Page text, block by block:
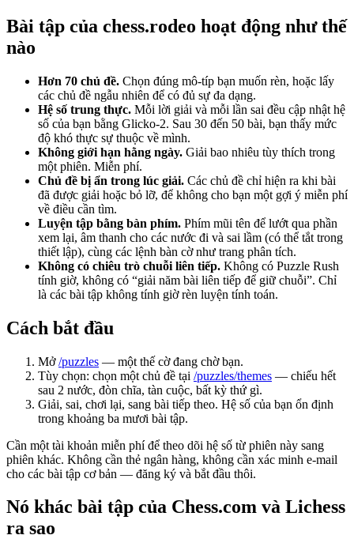
Bài tập của chess.rodeo hoạt động như thế
nào
Hơn 70 chủ đề. Chọn đúng mô-típ bạn muốn rèn, hoặc lấy
các chủ đề ngẫu nhiên để có đủ sự đa dạng.
Hệ số trung thực. Mỗi lời giải và mỗi lần sai đều cập nhật hệ
số của bạn bằng Glicko-2. Sau 30 đến 50 bài, bạn thấy mức
độ khó thực sự thuộc về mình.
Không giới hạn hằng ngày. Giải bao nhiêu tùy thích trong
một phiên. Miễn phí.
Chủ đề bị ẩn trong lúc giải. Các chủ đề chỉ hiện ra khi bài
đã được giải hoặc bỏ lỡ, để không cho bạn một gợi ý miễn phí
về điều cần tìm.
Luyện tập bằng bàn phím. Phím mũi tên để lướt qua phần
xem lại, âm thanh cho các nước đi và sai lầm (có thể tắt trong
thiết lập), cùng các lệnh bàn cờ như trang phân tích.
Không có chiêu trò chuỗi liên tiếp. Không có Puzzle Rush
tính giờ, không có “giải năm bài liên tiếp để giữ chuỗi”. Chỉ
là các bài tập không tính giờ rèn luyện tính toán.
Cách bắt đầu
Mở/puzzles — một thế cờ đang chờ bạn.
Tùy chọn: chọn một chủ đề tại /puzzles/themes — chiếu hết
sau 2 nước, đòn chĩa, tàn cuộc, bất kỳ thứ gì.
Giải, sai, chơi lại, sang bài tiếp theo. Hệ số của bạn ổn định
trong khoảng ba mươi bài tập.
Cần một tài khoản miễn phí để theo dõi hệ số từ phiên này sang
phiên khác. Không cần thẻ ngân hàng, không cần xác minh e-mail
cho các bài tập cơ bản — đăng ký và bắt đầu thôi.
Nó khác bài tập của Chess.com và Lichess
ra sao